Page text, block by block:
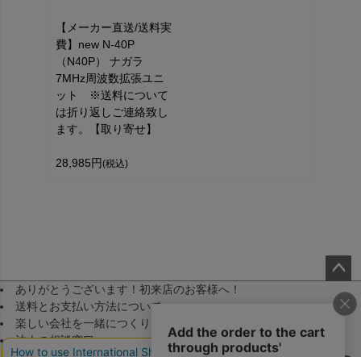
【メーカー直送/送料実
費】new N-40P
（N40P） ナガラ
7MHz周波数拡張ユニ
ット ※送料について
は折り返しご連絡致し
ます。【取り寄せ】
28,985円 (税込)
ペー
ジト
ありがとうございます！初来店のお客様へ！
送料とお支払い方法について
楽しい会社を一緒につくりませんか！（採用）
法人の相談窓口